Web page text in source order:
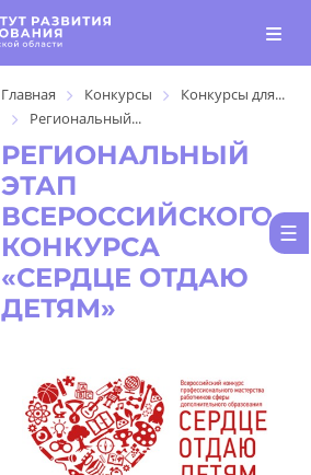
Главная Конкурсы
Конкурсы для...
Региональный...
РЕГИОНАЛЬНЫЙ
ЭТАП
ВСЕРОССИЙСКОГО
КОНКУРСА
«СЕРДЦЕ ОТДАЮ
ДЕТЯМ»